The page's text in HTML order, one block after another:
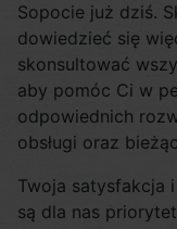
Sopocie już dziś.
dowiedzieć się
skonsultować
aby pomóc Ci w
odpowiednich
obsługi oraz
Twoja satysfakcja
są dla nas